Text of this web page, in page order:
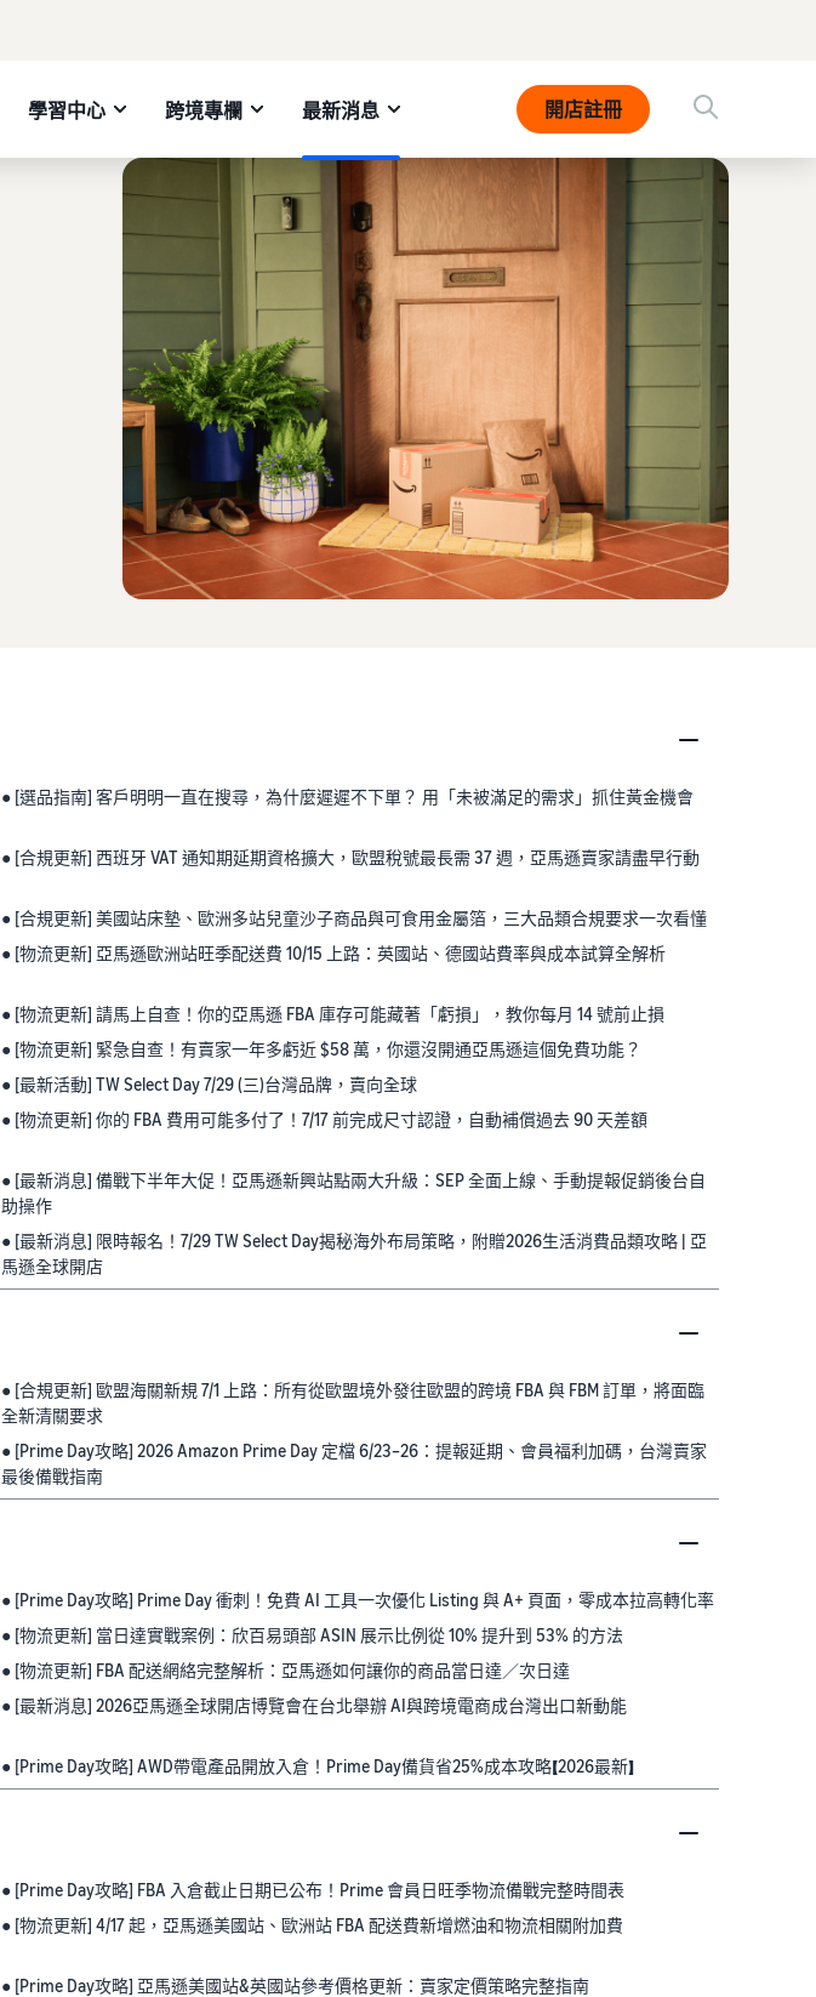
學習中心 跨境專欄 最新消息 開店註冊
● [選品指南] 客戶明明一直在搜尋，為什麼遲遲不下單？ 用「未被滿足的需求」抓住黃金機會
● [合規更新] 西班牙 VAT 通知期延期資格擴大，歐盟稅號最長需 37 週，亞馬遜賣家請盡早行動
● [合規更新] 美國站床墊、歐洲多站兒童沙子商品與可食用金屬箔，三大品類合規要求一次看懂
● [物流更新] 亞馬遜歐洲站旺季配送費 10/15 上路：英國站、德國站費率與成本試算全解析
● [物流更新] 請馬上自查！你的亞馬遜 FBA 庫存可能藏著「虧損」，教你每月 14 號前止損
● [物流更新] 緊急自查！有賣家一年多虧近 $58 萬，你還沒開通亞馬遜這個免費功能？
● [最新活動] TW Select Day 7/29 (三)台灣品牌，賣向全球
● [物流更新] 你的 FBA 費用可能多付了！7/17 前完成尺寸認證，自動補償過去 90 天差額
● [最新消息] 備戰下半年大促！亞馬遜新興站點兩大升級：SEP 全面上線、手動提報促銷後台自
助操作
● [最新消息] 限時報名！7/29 TW Select Day揭秘海外布局策略，附贈2026生活消費品類攻略 | 亞
馬遜全球開店
● [合規更新] 歐盟海關新規 7/1 上路：所有從歐盟境外發往歐盟的跨境 FBA 與 FBM 訂單，將面臨
全新清關要求
● [Prime Day攻略] 2026 Amazon Prime Day 定檔 6/23–26：提報延期、會員福利加碼，台灣賣家
最後備戰指南
● [Prime Day攻略] Prime Day 衝刺！免費 AI 工具一次優化 Listing 與 A+ 頁面，零成本拉高轉化率
● [物流更新] 當日達實戰案例：欣百易頭部 ASIN 展示比例從 10% 提升到 53% 的方法
● [物流更新] FBA 配送網絡完整解析：亞馬遜如何讓你的商品當日達／次日達
● [最新消息] 2026亞馬遜全球開店博覽會在台北舉辦 AI與跨境電商成台灣出口新動能
● [Prime Day攻略] AWD帶電產品開放入倉！Prime Day備貨省25%成本攻略【2026最新】
● [Prime Day攻略] FBA 入倉截止日期已公布！Prime 會員日旺季物流備戰完整時間表
● [物流更新] 4/17 起，亞馬遜美國站、歐洲站 FBA 配送費新增燃油和物流相關附加費
● [Prime Day攻略] 亞馬遜美國站&英國站參考價格更新：賣家定價策略完整指南